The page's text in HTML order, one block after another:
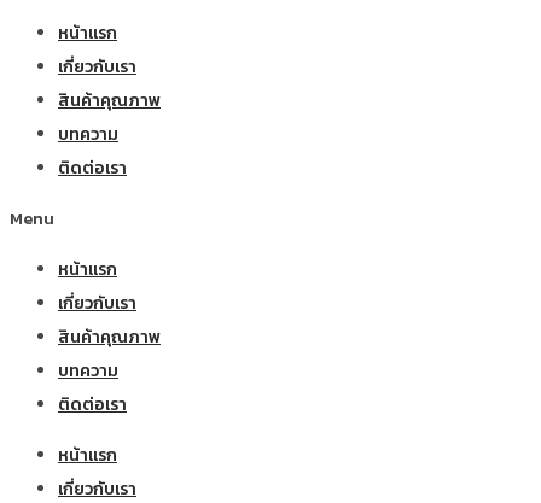
หน้าแรก
เกี่ยวกับเรา
สินค้าคุณภาพ
บทความ
ติดต่อเรา
Menu
หน้าแรก
เกี่ยวกับเรา
สินค้าคุณภาพ
บทความ
ติดต่อเรา
หน้าแรก
เกี่ยวกับเรา